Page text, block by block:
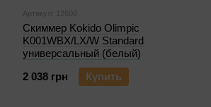
Артикул: 12600
Скиммер Kokido Olimpic
K001WBX/LX/W Standard
универсальный (белый)
2 038 грн
Купить